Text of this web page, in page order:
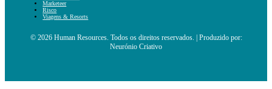
Marketeer
Risco
Viagens & Resorts
© 2026 Human Resources. Todos os direitos reservados. | Produzido por:
Neurónio Criativo